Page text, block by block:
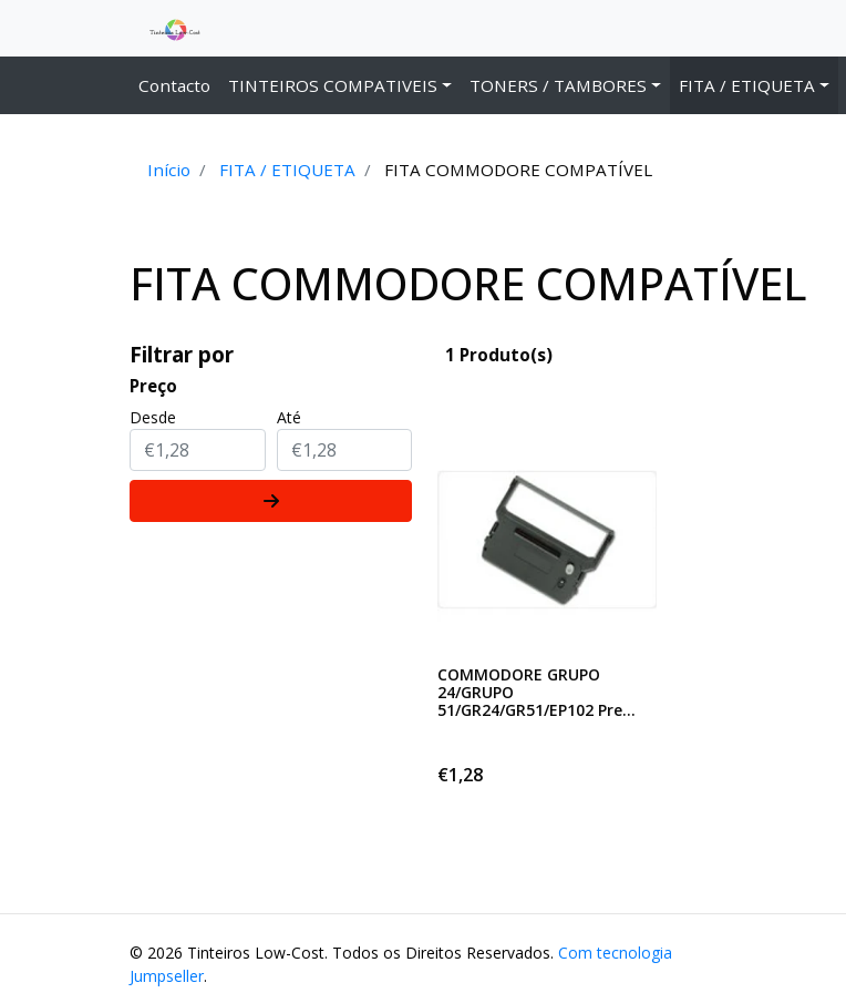
Contacto TINTEIROS COMPATIVEIS TONERS / TAMBORES FITA / ETIQUETA
Início FITA / ETIQUETA FITA COMMODORE COMPATÍVEL
FITA COMMODORE COMPATÍVEL
Filtrar por
Preço
Desde Até
1 Produto(s)
COMMODORE GRUPO
24/GRUPO
51/GR24/GR51/EP102 Pre...
€1,28
© 2026 Tinteiros Low-Cost. Todos os Direitos Reservados. Com tecnologia
Jumpseller.